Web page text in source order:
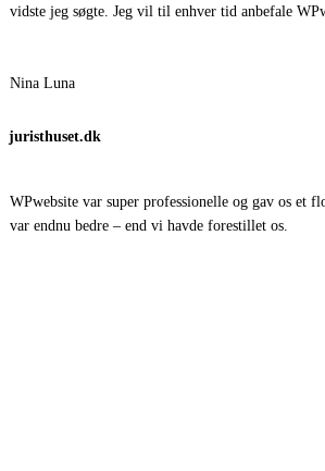
vidste jeg søgte. Jeg vil til enhver tid anbefale
Nina Luna
juristhuset.dk
WPwebsite var super professionelle og gav os et
var endnu bedre – end vi havde forestillet os.